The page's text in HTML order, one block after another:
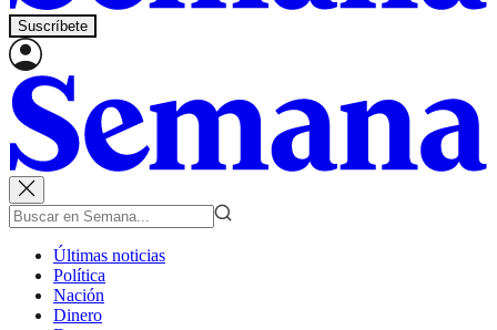
Suscríbete
Últimas noticias
Política
Nación
Dinero